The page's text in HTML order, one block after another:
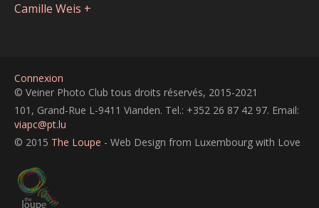
Camille Weis +
Connexion
© Veiner Photo Club tous droits réservés, 2015-2021
101, Grand-Rue L-9411 Vianden. Tel.: +352 26 87 42 97. Email:
viapc@pt.lu
© 2015 The Loupe - Web Design from Luxembourg with Love